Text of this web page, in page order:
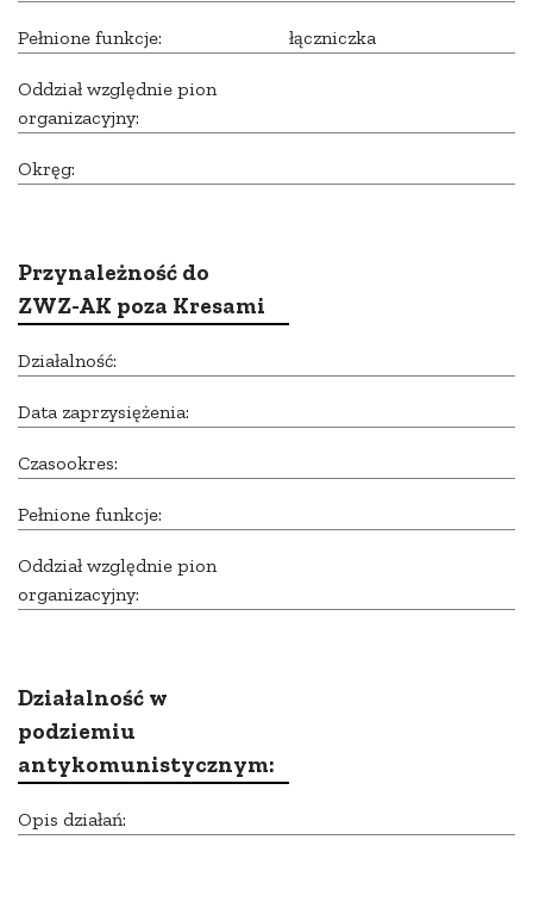
Pełnione funkcje: łączniczka
Oddział względnie pion
organizacyjny:
Okręg:
Przynależność do
ZWZ-AK poza Kresami
Działalność:
Data zaprzysiężenia:
Czasookres:
Pełnione funkcje:
Oddział względnie pion
organizacyjny:
Działalność w
podziemiu
antykomunistycznym:
Opis działań: